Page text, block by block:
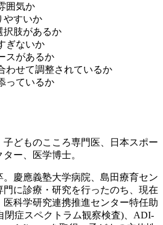
囲気か
やすいか
択肢があるか
ぎないか
スがあるか
わせて調整されているか
っているか
どものこころ専門医、日本スポー
ー、医学博士。
。慶應義塾大学病院、島田療育セン
門に診療・研究を行ったのち、現在
科学研究連携推進センター特任助
閉症スペクトラム観察検査)、ADI-